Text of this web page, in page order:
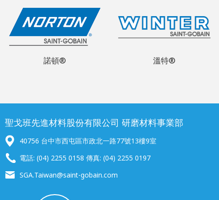
諾頓® 溫特®
聖戈班先進材料股份有限公司 研磨材料事業部
40756 台中市西屯區市政北一路77號13樓9室
電話: (04) 2255 0158 傳真: (04) 2255 0197
SGA.Taiwan@saint-gobain.com